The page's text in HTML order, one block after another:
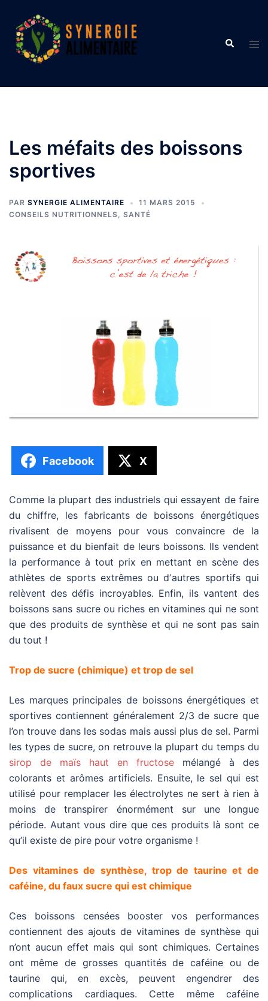
contenu
Les méfaits des boissons
sportives
PAR SYNERGIE ALIMENTAIRE
11 MARS 2015
CONSEILS NUTRITIONNELS, SANTÉ
Facebook X
Comme la plupart des industriels qui essayent de faire
du chiffre, les fabricants de boissons énergétiques
rivalisent de moyens pour vous convaincre de la
puissance et du bienfait de leurs boissons. Ils vendent
la performance à tout prix en mettant en scène des
athlètes de sports extrêmes ou dʼautres sportifs qui
relèvent des défis incroyables. Enfin, ils vantent des
boissons sans sucre ou riches en vitamines qui ne sont
que des produits de synthèse et qui ne sont pas sain
du tout !
Trop de sucre (chimique) et trop de sel
Les marques principales de boissons énergétiques et
sportives contiennent généralement 2/3 de sucre que
l’on trouve dans les sodas mais aussi plus de sel. Parmi
les types de sucre, on retrouve la plupart du temps du
sirop de maïs haut en fructose mélangé à des
colorants et arômes artificiels. Ensuite, le sel qui est
utilisé pour remplacer les électrolytes ne sert à rien à
moins de transpirer énormément sur une longue
période. Autant vous dire que ces produits là sont ce
qu’il existe de pire pour votre organisme !
Des vitamines de synthèse, trop de taurine et de
caféine, du faux sucre qui est chimique
Ces boissons censées booster vos performances
contiennent des ajouts de vitamines de synthèse qui
n’ont aucun effet mais qui sont chimiques. Certaines
ont même de grosses quantités de caféine ou de
taurine qui, en excès, peuvent engendrer des
complications cardiaques. Cette même caféine